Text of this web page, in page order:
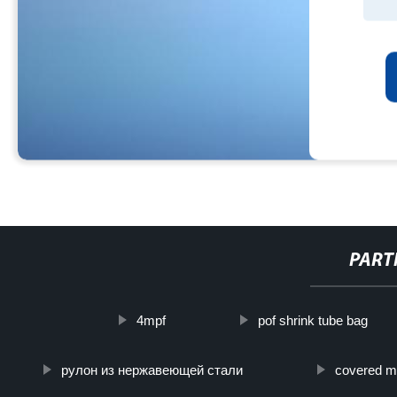
4mpf pof shrink tube bag
рулон из нержавеющей стали covered